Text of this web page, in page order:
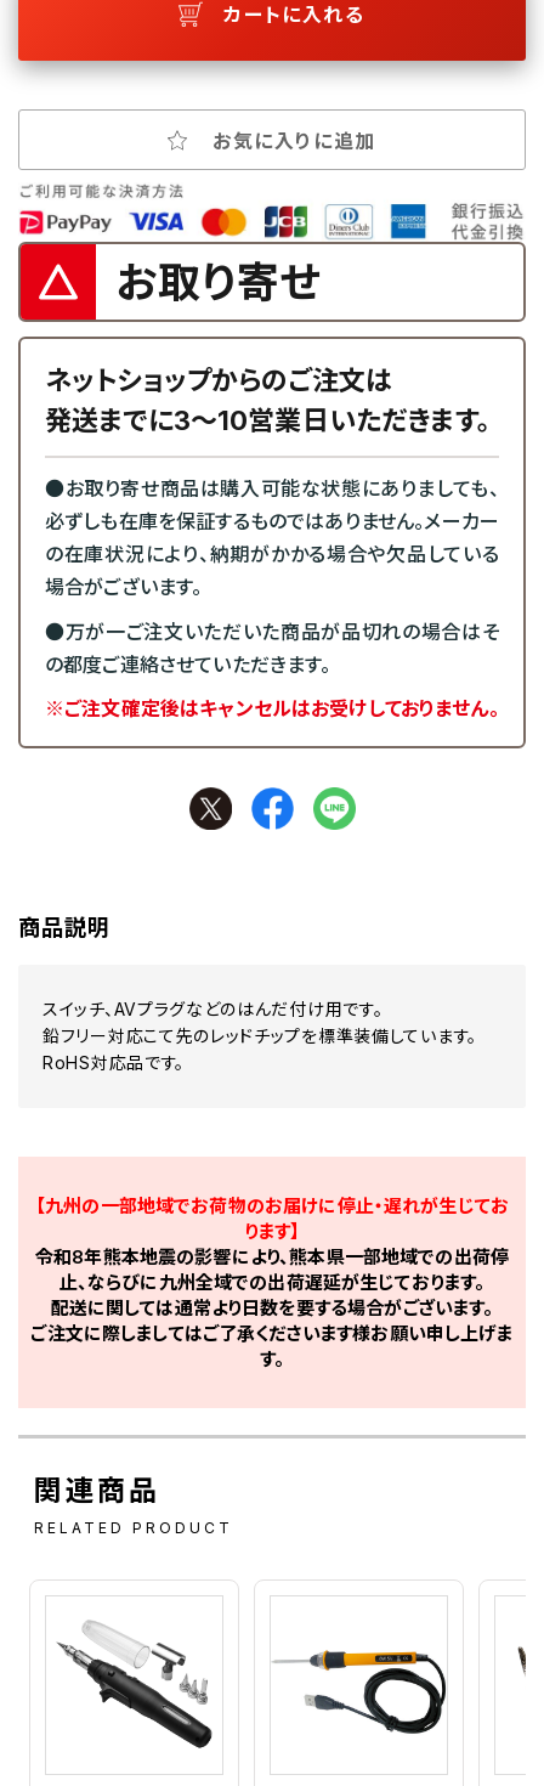
カートに入れる
お気に入りに追加
お取り寄せ
ネットショップからのご注文は
発送までに3～10営業日いただきます。
●お取り寄せ商品は購入可能な状態にありましても、
必ずしも在庫を保証するものではありません。メーカー
の在庫状況により、納期がかかる場合や欠品している
場合がございます。
●万が一ご注文いただいた商品が品切れの場合はそ
の都度ご連絡させていただきます。
※ご注文確定後はキャンセルはお受けしておりません。
商品説明
スイッチ、AVプラグなどのはんだ付け用です。
鉛フリー対応こて先のレッドチップを標準装備しています。
RoHS対応品です。
【九州の一部地域でお荷物のお届けに停止・遅れが生じてお
ります】
令和8年熊本地震の影響により、熊本県一部地域での出荷停
止、ならびに九州全域での出荷遅延が生じております。
配送に関しては通常より日数を要する場合がございます。
ご注文に際しましてはご了承くださいます様お願い申し上げま
す。
関連商品
RELATED PRODUCT